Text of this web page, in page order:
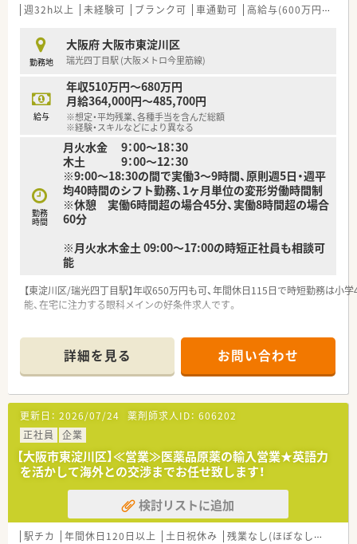
・コミュニケーション能力の高い方（医薬品製造管理者として部
携が取れる方）
・真面目な方（ＧＭＰ省令に沿って、真面目に管理できる方）
・柔軟性のある方（当社は医薬品原薬を取り扱う商社として、ただ
輸入を行うだけでは無く、
原薬の「安心・安全・安価な安定供給」を行うことはもちろん、「原
薬輸入」に伴うあらゆる
サービスを提供するため、柔軟な対応力がある方を歓迎）
※定年60才につき、60歳未満の方の募集となります※
週32h以上 未経験可 ブランク可 車通勤可 高給与(600万円以上)
勤務地
大阪府 大阪市東淀川区
瑞光四丁目駅 (大阪メトロ今里筋線)
給与
年収510万円～680万円
月給364,000円～485,700円
※想定・平均残業、各種手当を含んだ総額
※経験・スキルなどにより異なる
勤務
時間
月火水金 9：00～18：30
木土 9：00～12：30
※9:00～18:30の間で実働3～9時間、原則週5日・週平
均40時間のシフト勤務、1ヶ月単位の変形労働時間制
※休憩 実働6時間超の場合45分、実働8時間超の場合
60分
※月火水木金土 09:00～17:00の時短正社員も相談可
能
【東淀川区/瑞光四丁目駅】年収650万円も可、年間休日115日で時短勤務は小
能、在宅に注力する眼科メインの好条件求人です。
【求人のポイント】
■＜若手でも高年収＞未経験でも年収500万円から相談可能です。
■＜時短勤務を拡大＞小学4年生の3月まで時短勤務が可能です。
■＜安心の運転支援＞ペーパードライバー講習を会社負担で受講できます。
■＜眼科メイン応需＞専門性の高いスキルをじっくり身につけられます。
■＜急募の好条件＞在宅数急増に伴う増員のため今がチャンスです。
＼充実の休日と時短／（東淀川区エリア担当より）
年間休日115日に加え、時短勤務が小学4年生まで使えるため、ご家庭やプラ
長く活躍できます。
＊------------------------------------------＊
詳細を見る お問い合わせ
更新日： 2026/07/24 薬剤師求人ID： 606202
正社員
企業
【大阪市東淀川区】≪営業≫医薬品原薬の輸入営業★英語力
を活かして海外との交渉までお任せ致します！
検討リストに追加
駅チカ 年間休日120日以上 土日祝休み 残業なし(ほぼなし含む)